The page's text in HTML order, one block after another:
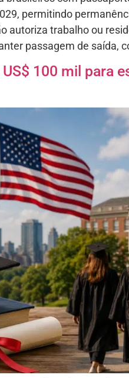
permitindo
autoriza trabalho ou
passagem de saída,
100 mil para